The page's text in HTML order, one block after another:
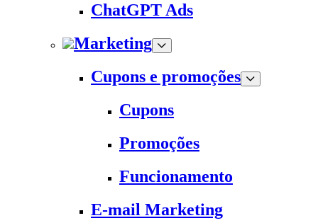
ChatGPT Ads
Marketing
Cupons e promoções
Cupons
Promoções
Funcionamento
E-mail Marketing